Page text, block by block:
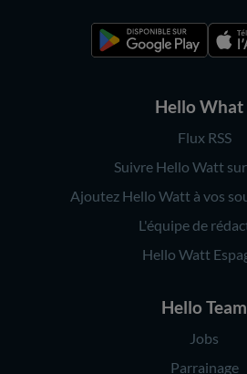
Hello What
Flux RSS
Suivre Hello Watt
Ajoutez Hello Watt à vos
L'équipe de
Hello Watt
Hello Team
Jobs
Parrainage